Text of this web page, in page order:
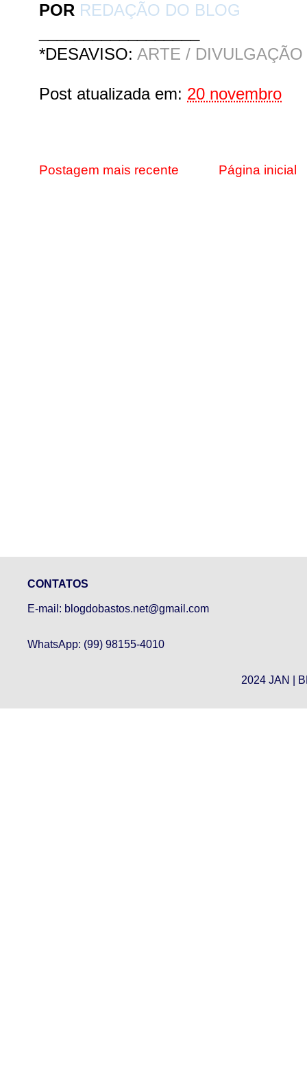
POR REDAÇÃO DO BLOG
*DESAVISO: ARTE / DIVULGAÇÃO
Post atualizada em: 20 novembro
Postagem mais recente Página inicial
CONTATOS
E-mail: blogdobastos.net@gmail.com
WhatsApp: (99) 98155-4010
2024 JAN |